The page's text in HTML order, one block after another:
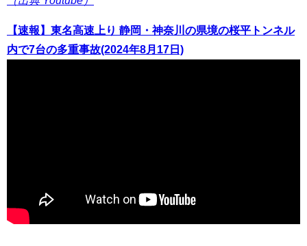
【速報】東名高速上り 静岡・神奈川の県境の桜平トンネル
内で7台の多重事故(2024年8月17日)